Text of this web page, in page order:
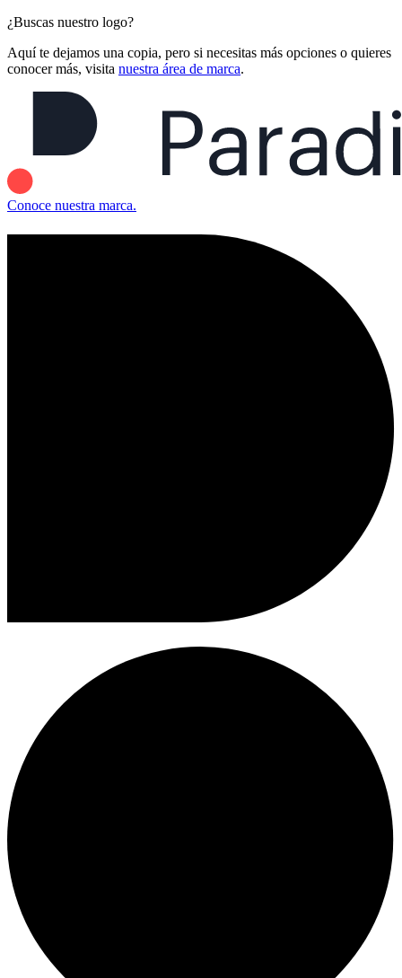
¿Buscas nuestro logo?
Aquí te dejamos una copia, pero si necesitas más opciones o quieres
conocer más, visita nuestra área de marca.
Conoce nuestra marca.